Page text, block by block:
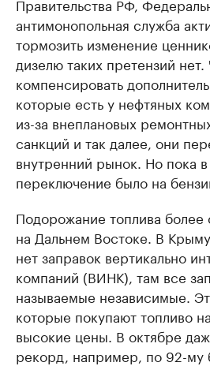
антимонопольная служба
тормозить изменение
дизелю таких претензий
компенсировать
которые есть у нефтяных
из-за внеплановых
санкций и так далее, они
внутренний рынок. Но пока
переключение было на
Подорожание топлива
на Дальнем Востоке. В
нет заправок вертикально
компаний (ВИНК), там все
называемые независимые.
которые покупают топливо
высокие цены. В октябре
рекорд, например, по 92-му